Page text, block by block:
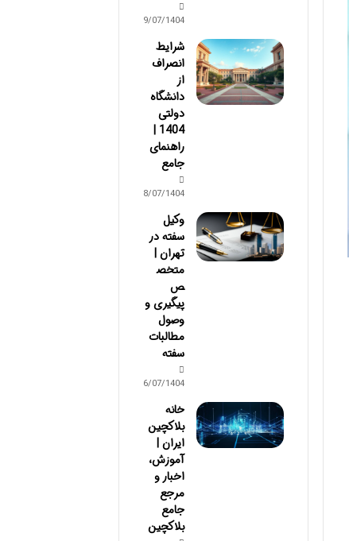
09/07/1404
شرایط
انصراف
از
دانشگاه
دولتی
1404 |
راهنمای
جامع
08/07/1404
وکیل
سفته در
تهران |
متخص
ص
پیگیری و
وصول
مطالبات
سفته
06/07/1404
خانه
بلاکچین
ایران |
آموزش،
اخبار و
مرجع
جامع
بلاکچین